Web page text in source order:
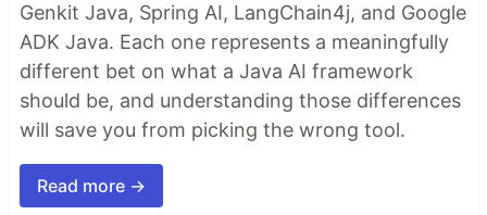
Genkit Java, Spring AI, LangChain4j, and Google
ADK Java. Each one represents a meaningfully
different bet on what a Java AI framework
should be, and understanding those differences
will save you from picking the wrong tool.
Read more →